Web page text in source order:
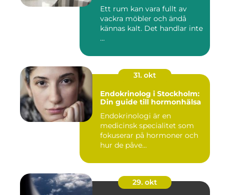
Ett rum kan vara fullt av
vackra möbler och ändå
kännas kalt. Det handlar inte
...
31. okt
Endokrinolog i Stockholm:
Din guide till hormonhälsa
Endokrinologi är en
medicinsk specialitet som
fokuserar på hormoner och
hur de påve...
29. okt